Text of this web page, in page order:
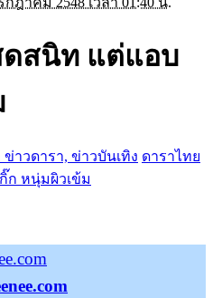
ดสนิท แต่แอบ
ข่าวดารา, ข่าวบันเทิง ดาราไทย
ก หนุ่มผิวเข้ม